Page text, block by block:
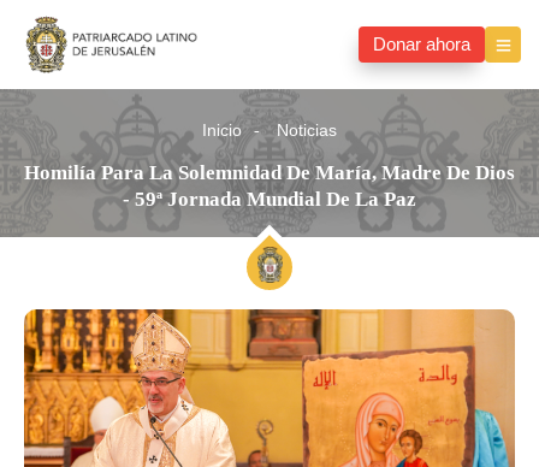
Donar ahora
Inicio Noticias
Homilía Para La Solemnidad De María, Madre De Dios
- 59ª Jornada Mundial De La Paz